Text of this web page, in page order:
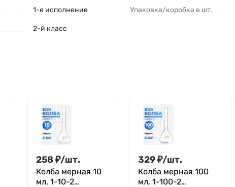
1-е исполнение
2-й класс
Упаковка/коробка в шт.
258 ₽/шт.
Колба мерная 10
мл, 1-10-2
329₽/шт.
Колба мерная 100
мл, 1-100-2